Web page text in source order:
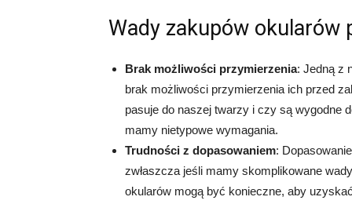
Wady zakupów okularów
Brak możliwości przymierzenia: Jedną z
brak możliwości przymierzenia ich przed
pasuje do naszej twarzy i czy są wygodne
mamy nietypowe wymagania.
Trudności z dopasowaniem:
zwłaszcza jeśli mamy skomplikowane
okularów mogą być konieczne, aby